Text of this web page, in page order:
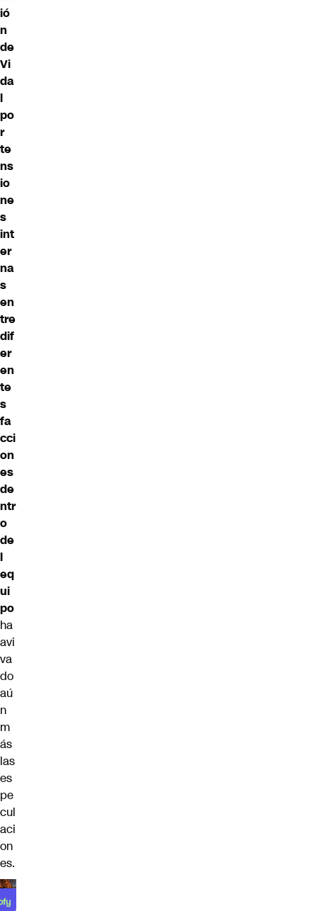
ió
n
de
Vi
da
l
po
r
te
ns
io
ne
s
int
er
na
s
en
tre
dif
er
en
te
s
fa
cci
on
es
de
ntr
o
de
l
eq
ui
po
ha
avi
va
do
aú
n
m
ás
las
es
pe
cul
aci
on
es.